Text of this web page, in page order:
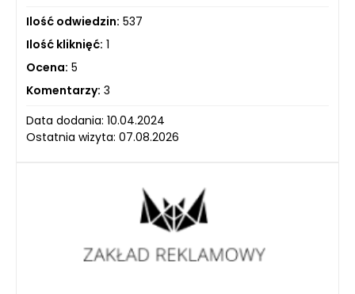
Ilość odwiedzin: 537
Ilość kliknięć: 1
Ocena: 5
Komentarzy: 3
Data dodania: 10.04.2024
Ostatnia wizyta: 07.08.2026